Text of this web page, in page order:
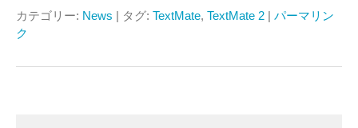
カテゴリー: News | タグ: TextMate, TextMate 2 | パーマリン
ク